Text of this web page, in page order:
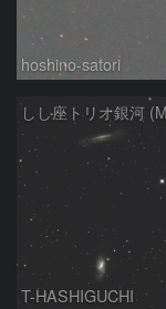
hoshino-satori
T-HASHIGUCHI